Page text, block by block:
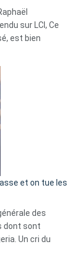
sur LCI, Ce
est bien
et on tue les
des
dont sont
Un cri du